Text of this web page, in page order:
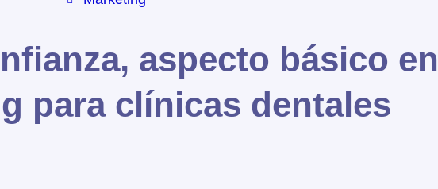
aspecto básico en
para clínicas dentales